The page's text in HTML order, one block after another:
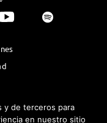
y de terceros para
en nuestro sitio